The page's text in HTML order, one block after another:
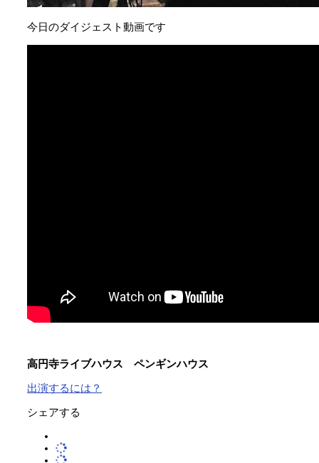
今日のダイジェスト動画です
高円寺ライブハウス ペンギンハウス
出演するには？
シェアする